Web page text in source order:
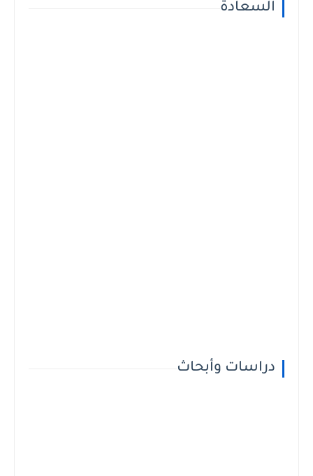
السعادة
دراسات وأبحاث